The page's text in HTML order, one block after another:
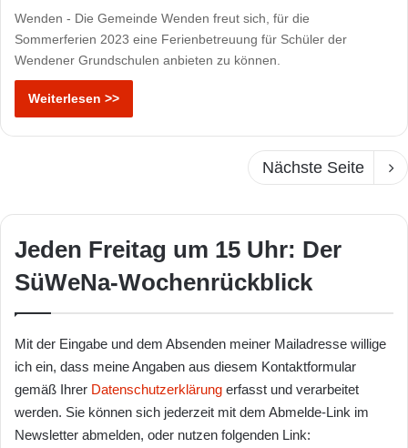
Wenden - Die Gemeinde Wenden freut sich, für die
Sommerferien 2023 eine Ferienbetreuung für Schüler der
Wendener Grundschulen anbieten zu können.
Weiterlesen >>
Nächste Seite
Jeden Freitag um 15 Uhr: Der
SüWeNa-Wochenrückblick
Mit der Eingabe und dem Absenden meiner Mailadresse willige
ich ein, dass meine Angaben aus diesem Kontaktformular
gemäß Ihrer Datenschutzerklärung erfasst und verarbeitet
werden. Sie können sich jederzeit mit dem Abmelde-Link im
Newsletter abmelden, oder nutzen folgenden Link: